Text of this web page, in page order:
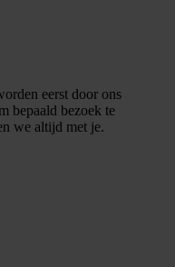
eerst door ons
bepaald bezoek te
we altijd met je.